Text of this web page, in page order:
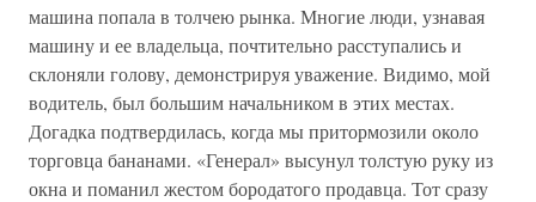
машина попала в толчею рынка. Многие люди, узнавая
машину и ее владельца, почтительно расступались и
склоняли голову, демонстрируя уважение. Видимо, мой
водитель, был большим начальником в этих местах.
Догадка подтвердилась, когда мы притормозили около
торговца бананами. «Генерал» высунул толстую руку из
окна и поманил жестом бородатого продавца. Тот сразу